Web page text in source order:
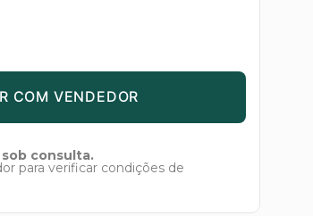
COM VENDEDOR
consulta.
para verificar condições de